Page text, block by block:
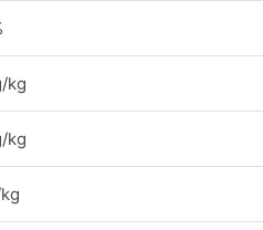
kg
kg